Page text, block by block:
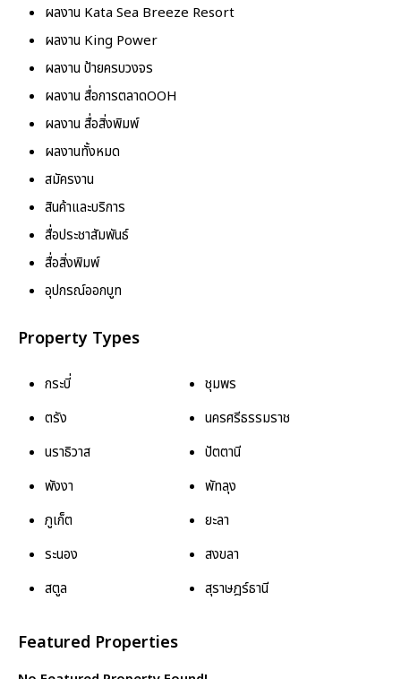
ผลงาน Kata Sea Breeze Resort
ผลงาน King Power
ผลงาน ป้ายครบวงจร
ผลงาน สื่อการตลาดOOH
ผลงาน สื่อสิ่งพิมพ์
ผลงานทั้งหมด
สมัครงาน
สินค้าและบริการ
สื่อประชาสัมพันธ์
สื่อสิ่งพิมพ์
อุปกรณ์ออกบูท
Property Types
กระบี่
ชุมพร
ตรัง
นครศรีธรรมราช
นราธิวาส
ปัตตานี
พังงา
พัทลุง
ภูเก็ต
ยะลา
ระนอง
สงขลา
สตูล
สุราษฎร์ธานี
Featured Properties